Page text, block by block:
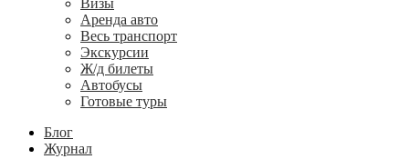
Визы
Аренда авто
Весь транспорт
Экскурсии
Ж/д билеты
Автобусы
Готовые туры
Блог
Журнал